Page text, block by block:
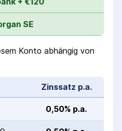
SE
Konto abhängig von
Zinssatz p.a.
0,50% p.a.